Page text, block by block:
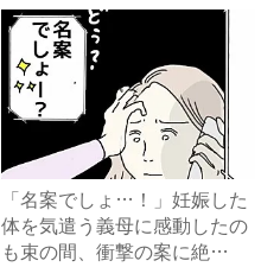
「名案でしょ…！」妊娠した
体を気遣う義母に感動したの
も束の間、衝撃の案に絶